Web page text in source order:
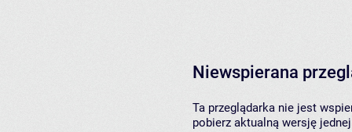
Niewspierana
Ta przeglądarka nie jest
pobierz aktualną wersję